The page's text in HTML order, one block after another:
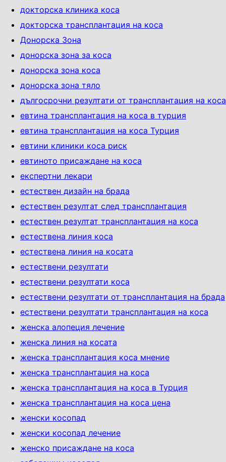
докторска клиника коса
докторска трансплантация на коса
Донорска Зона
донорска зона за коса
донорска зона коса
донорска зона тяло
дългосрочни резултати от трансплантация на коса
евтина трансплантация на коса в турция
евтина трансплантация на коса Турция
евтини клиники коса риск
евтиното присаждане на коса
експертни лекари
естествен дизайн на брада
естествен резултат след трансплантация
естествен резултат трансплантация на коса
естествена линия коса
естествена линия на косата
естествени резултати
естествени резултати коса
естествени резултати от трансплантация на брада
естествени резултати трансплантация на коса
женска алопеция лечение
женска линия на косата
женска трансплантация коса мнение
женска трансплантация на коса
женска трансплантация на коса в Турция
женска трансплантация на коса цена
женски косопад
женски косопад лечение
женско присаждане на коса